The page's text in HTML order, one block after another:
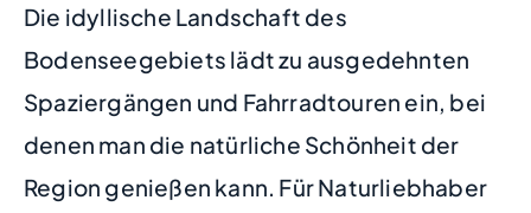
Die idyllische Landschaft des
Bodenseegebiets lädt zu ausgedehnten
Spaziergängen und Fahrradtouren ein, bei
denen man die natürliche Schönheit der
Region genießen kann. Für Naturliebhaber